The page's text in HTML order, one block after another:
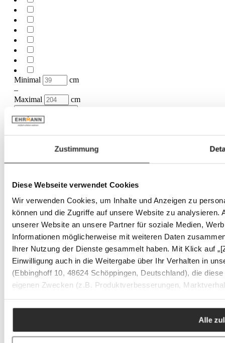
Zustimmung
Diese Webseite verwendet Cookies
Wir verwenden Cookies, um Inhalte und Anzeigen zu
können und die Zugriffe auf unsere Website zu
unserer Website an unsere Partner für soziale Medien,
Informationen möglicherweise mit weiteren Daten
Ihrer Nutzung der Dienste gesammelt haben. Mit Klick auf
Einwilligung auch in die Weitergabe über Ihr Verhalten in
(Ebbinghoff 10, 48624 Schöppingen, Deutschland), die
eigenen Zwecken (z.B. Produktverbesserungen,
Alle
Minimal
cm
–
Maximal
cm
Höhenverstellbar
Outdoor
nein
Stapelbar
nicht stapelbar